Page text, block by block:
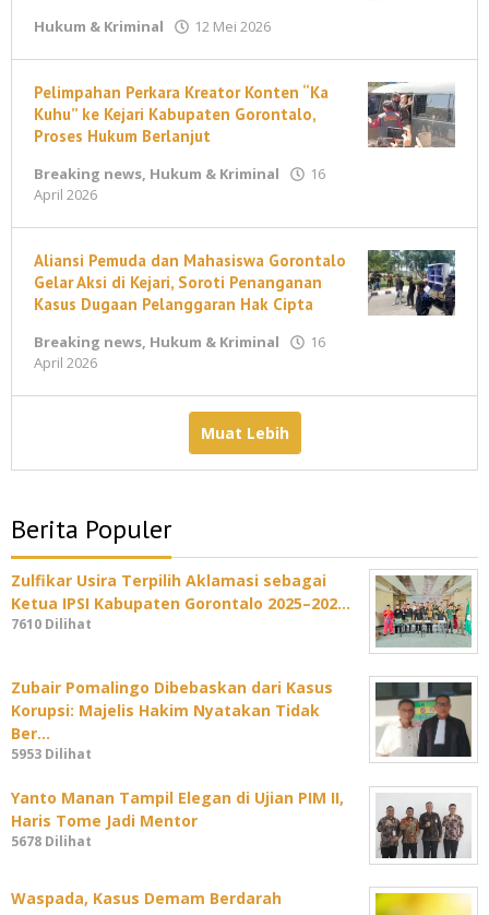
Hukum & Kriminal 12 Mei 2026
Pelimpahan Perkara Kreator Konten “Ka
Kuhu” ke Kejari Kabupaten Gorontalo,
Proses Hukum Berlanjut
Breaking news, Hukum & Kriminal
16
April 2026
Aliansi Pemuda dan Mahasiswa Gorontalo
Gelar Aksi di Kejari, Soroti Penanganan
Kasus Dugaan Pelanggaran Hak Cipta
Breaking news, Hukum & Kriminal
16
April 2026
Muat Lebih
Berita Populer
Zulfikar Usira Terpilih Aklamasi sebagai
Ketua IPSI Kabupaten Gorontalo 2025–202…
7610 Dilihat
Zubair Pomalingo Dibebaskan dari Kasus
Korupsi: Majelis Hakim Nyatakan Tidak
Ber…
5953 Dilihat
Yanto Manan Tampil Elegan di Ujian PIM II,
Haris Tome Jadi Mentor
5678 Dilihat
Waspada, Kasus Demam Berdarah